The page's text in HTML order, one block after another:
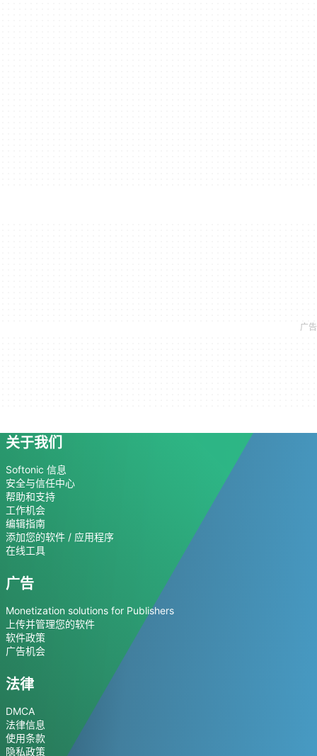
关于我们
Softonic 信息
安全与信任中心
帮助和支持
工作机会
编辑指南
添加您的软件 / 应用程序
在线工具
广告
Monetization solutions for Publishers
上传并管理您的软件
软件政策
广告机会
法律
DMCA
法律信息
使用条款
隐私政策